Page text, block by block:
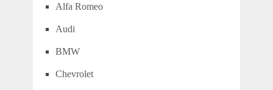
Alfa Romeo
Audi
BMW
Chevrolet